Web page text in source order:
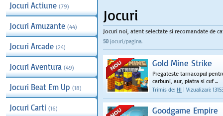
Jocuri Actiune (79)
Jocuri Amuzante (44)
Jocuri Arcade (24)
Jocuri Aventura (49)
Jocuri Beat Em Up (18)
Jocuri Carti (16)
Jocuri
Jocuri noi, atent selectate si recomandate de
50 jocuri/pagina.
Gold Mine Strike
Pregateste tarnacopul
carbuni, aur, piatra si cuf ...
Trimis de: HI Vizualizari:
Goodgame Empire